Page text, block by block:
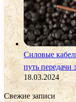
Силовые
путь передачи
18.03.2024
Свежие записи